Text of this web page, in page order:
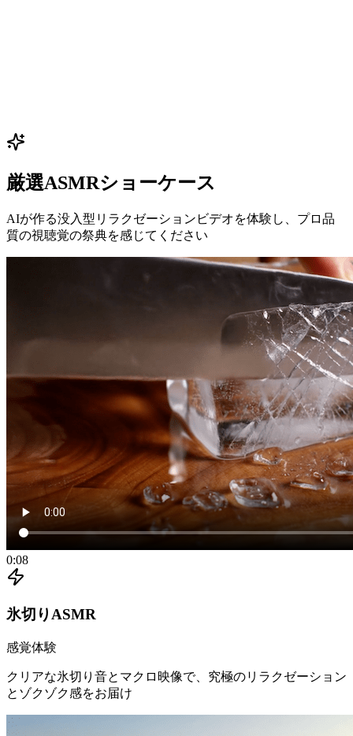
厳選ASMRショーケース
AIが作る没入型リラクゼーションビデオを体験し、プロ品
質の視聴覚の祭典を感じてください
0:08
氷切りASMR
感覚体験
クリアな氷切り音とマクロ映像で、究極のリラクゼーション
とゾクゾク感をお届け